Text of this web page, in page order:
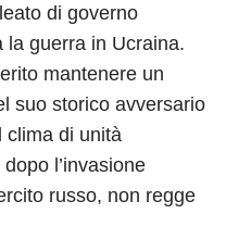
di governo
la guerra in Ucraina.
mantenere un
suo storico avversario
clima di unità
l’invasione
russo, non regge